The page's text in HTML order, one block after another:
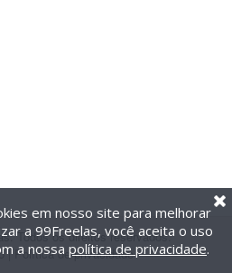
Todos os direitos reservados.
| Política de privacidade
em nosso site para melhorar
a 99Freelas, você aceita o uso
a nossa política de privacidade.